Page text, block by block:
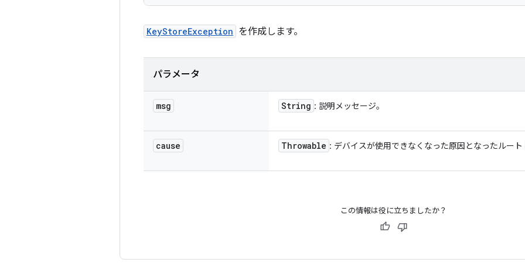
KeyStoreException を作成します。
パラメータ
msg String : 説明メッセージ。
cause Throwable : デバイスが使用できなくなった原因となったルート
この情報は役に立ちましたか？